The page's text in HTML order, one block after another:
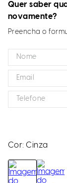
Quer saber
novamente?
Preencha o
Cor:Cinza